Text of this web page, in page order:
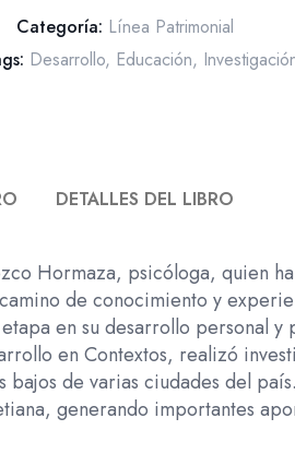
Línea Patrimonial
Desarrollo, Educación,
DETALLES DEL LIBRO
Hormaza, psicóloga, quien
de conocimiento y
en su desarrollo personal
en Contextos, realizó
de varias ciudades del
generando importantes